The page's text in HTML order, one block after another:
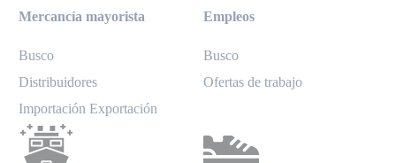
Mercancía mayorista
Busco
Distribuidores
Importación Exportación
Empleos
Busco
Ofertas de trabajo